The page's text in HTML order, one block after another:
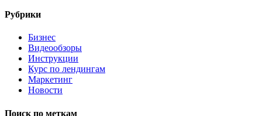
Рубрики
Бизнес
Видеообзоры
Инструкции
Курс по лендингам
Маркетинг
Новости
Поиск по меткам